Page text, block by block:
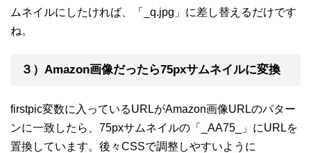
ムネイルにしたければ、「_q.jpg」に差し替えるだけです
ね。
３）Amazon画像だったら75pxサムネイルに変換
firstpic変数に入っているURLがAmazon画像URLのパター
ンに一致したら、75pxサムネイルの「_AA75_」にURLを
置換しています。後々CSSで調整しやすいように